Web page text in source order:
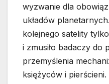
wyzwanie dla
układów
kolejnego satelity
i zmusiło badaczy do
przemyślenia
księżyców i pierścieni.